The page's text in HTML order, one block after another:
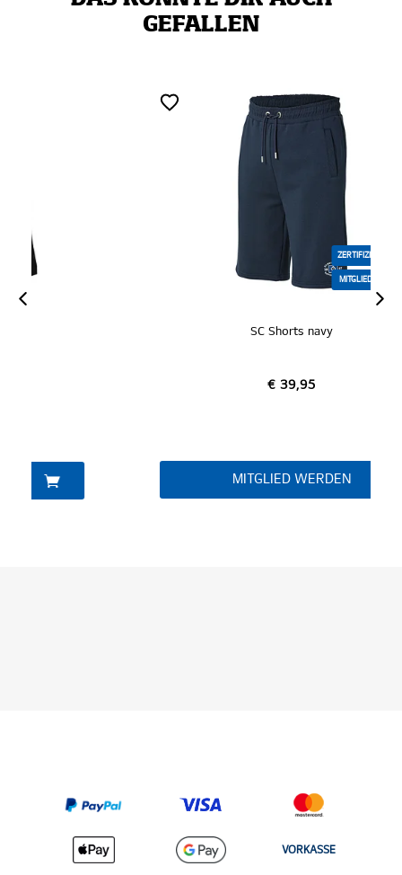
GEFALLEN
ZERTIFIZIERT
MITGLIEDER
MITGLIED WERDEN
VORKASSE